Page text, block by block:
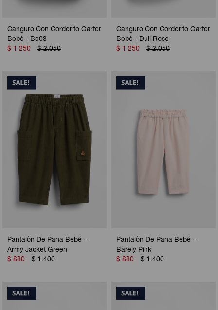
Canguro Con Corderito Garter
Bebé - Bc03
$ 1.250 $ 2.050
Canguro Con Corderito Garter
Bebé - Dull Rose
$ 1.250 $ 2.050
Pantalòn De Pana Bebé -
Army Jacket Green
$ 880 $ 1.400
Pantalòn De Pana Bebé -
Barely Pink
$ 880 $ 1.400